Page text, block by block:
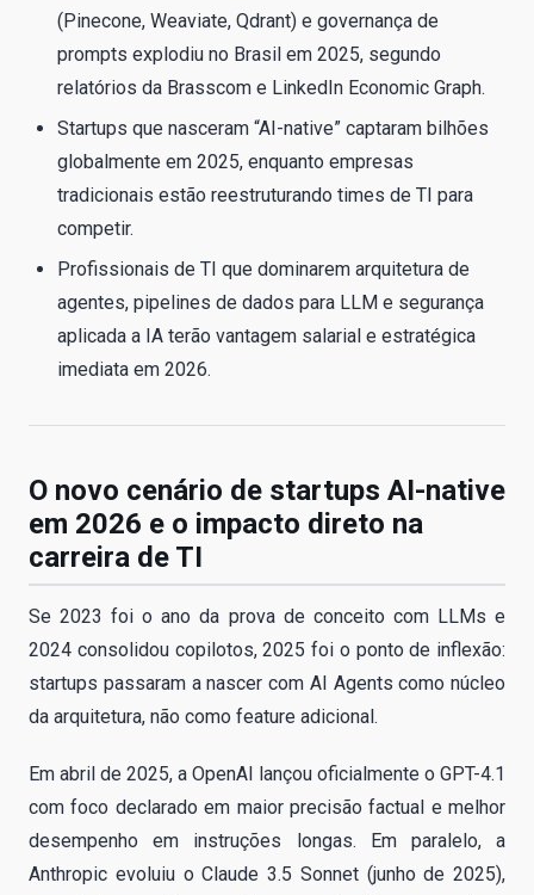
(Pinecone, Weaviate, Qdrant) e governança de
prompts explodiu no Brasil em 2025, segundo
relatórios da Brasscom e LinkedIn Economic Graph.
Startups que nasceram “AI-native” captaram bilhões
globalmente em 2025, enquanto empresas
tradicionais estão reestruturando times de TI para
competir.
Profissionais de TI que dominarem arquitetura de
agentes, pipelines de dados para LLM e segurança
aplicada a IA terão vantagem salarial e estratégica
imediata em 2026.
O novo cenário de startups AI-native
em 2026 e o impacto direto na
carreira de TI
Se 2023 foi o ano da prova de conceito com LLMs e
2024 consolidou copilotos, 2025 foi o ponto de inflexão:
startups passaram a nascer com AI Agents como núcleo
da arquitetura, não como feature adicional.
Em abril de 2025, a OpenAI lançou oficialmente o GPT-4.1
com foco declarado em maior precisão factual e melhor
desempenho em instruções longas. Em paralelo, a
Anthropic evoluiu o Claude 3.5 Sonnet (junho de 2025),